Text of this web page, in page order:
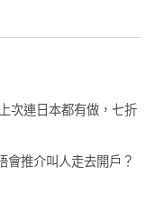
次連日本都有做，七折
會推介叫人走去開戶？